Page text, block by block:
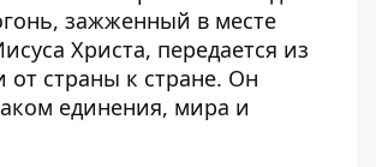
зажженный в месте
Христа, передается из
от страны к стране. Он
единения, мира и